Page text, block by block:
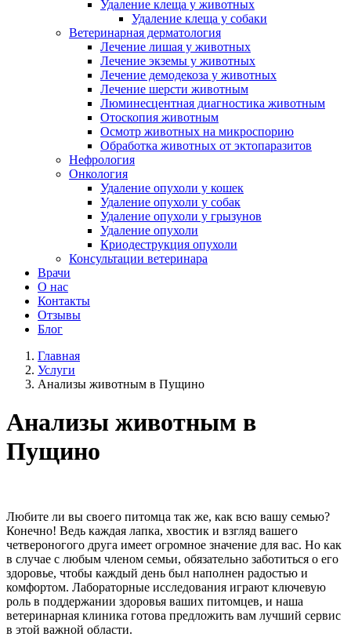
Удаление клеща у животных
Удаление клеща у собаки
Ветеринарная дерматология
Лечение лишая у животных
Лечение экземы у животных
Лечение демодекоза у животных
Лечение шерсти животным
Люминесцентная диагностика животным
Отоскопия животным
Осмотр животных на микроспорию
Обработка животных от эктопаразитов
Нефрология
Онкология
Удаление опухоли у кошек
Удаление опухоли у собак
Удаление опухоли у грызунов
Удаление опухоли
Криодеструкция опухоли
Консультации ветеринара
Врачи
О нас
Контакты
Отзывы
Блог
Главная
Услуги
Анализы животным в Пущино
Анализы животным в
Пущино
Любите ли вы своего питомца так же, как всю вашу семью?
Конечно! Ведь каждая лапка, хвостик и взгляд вашего
четвероногого друга имеет огромное значение для вас. Но как
в случае с любым членом семьи, обязательно заботиться о его
здоровье, чтобы каждый день был наполнен радостью и
комфортом. Лабораторные исследования играют ключевую
роль в поддержании здоровья ваших питомцев, и наша
ветеринарная клиника готова предложить вам лучший сервис
в этой важной области.